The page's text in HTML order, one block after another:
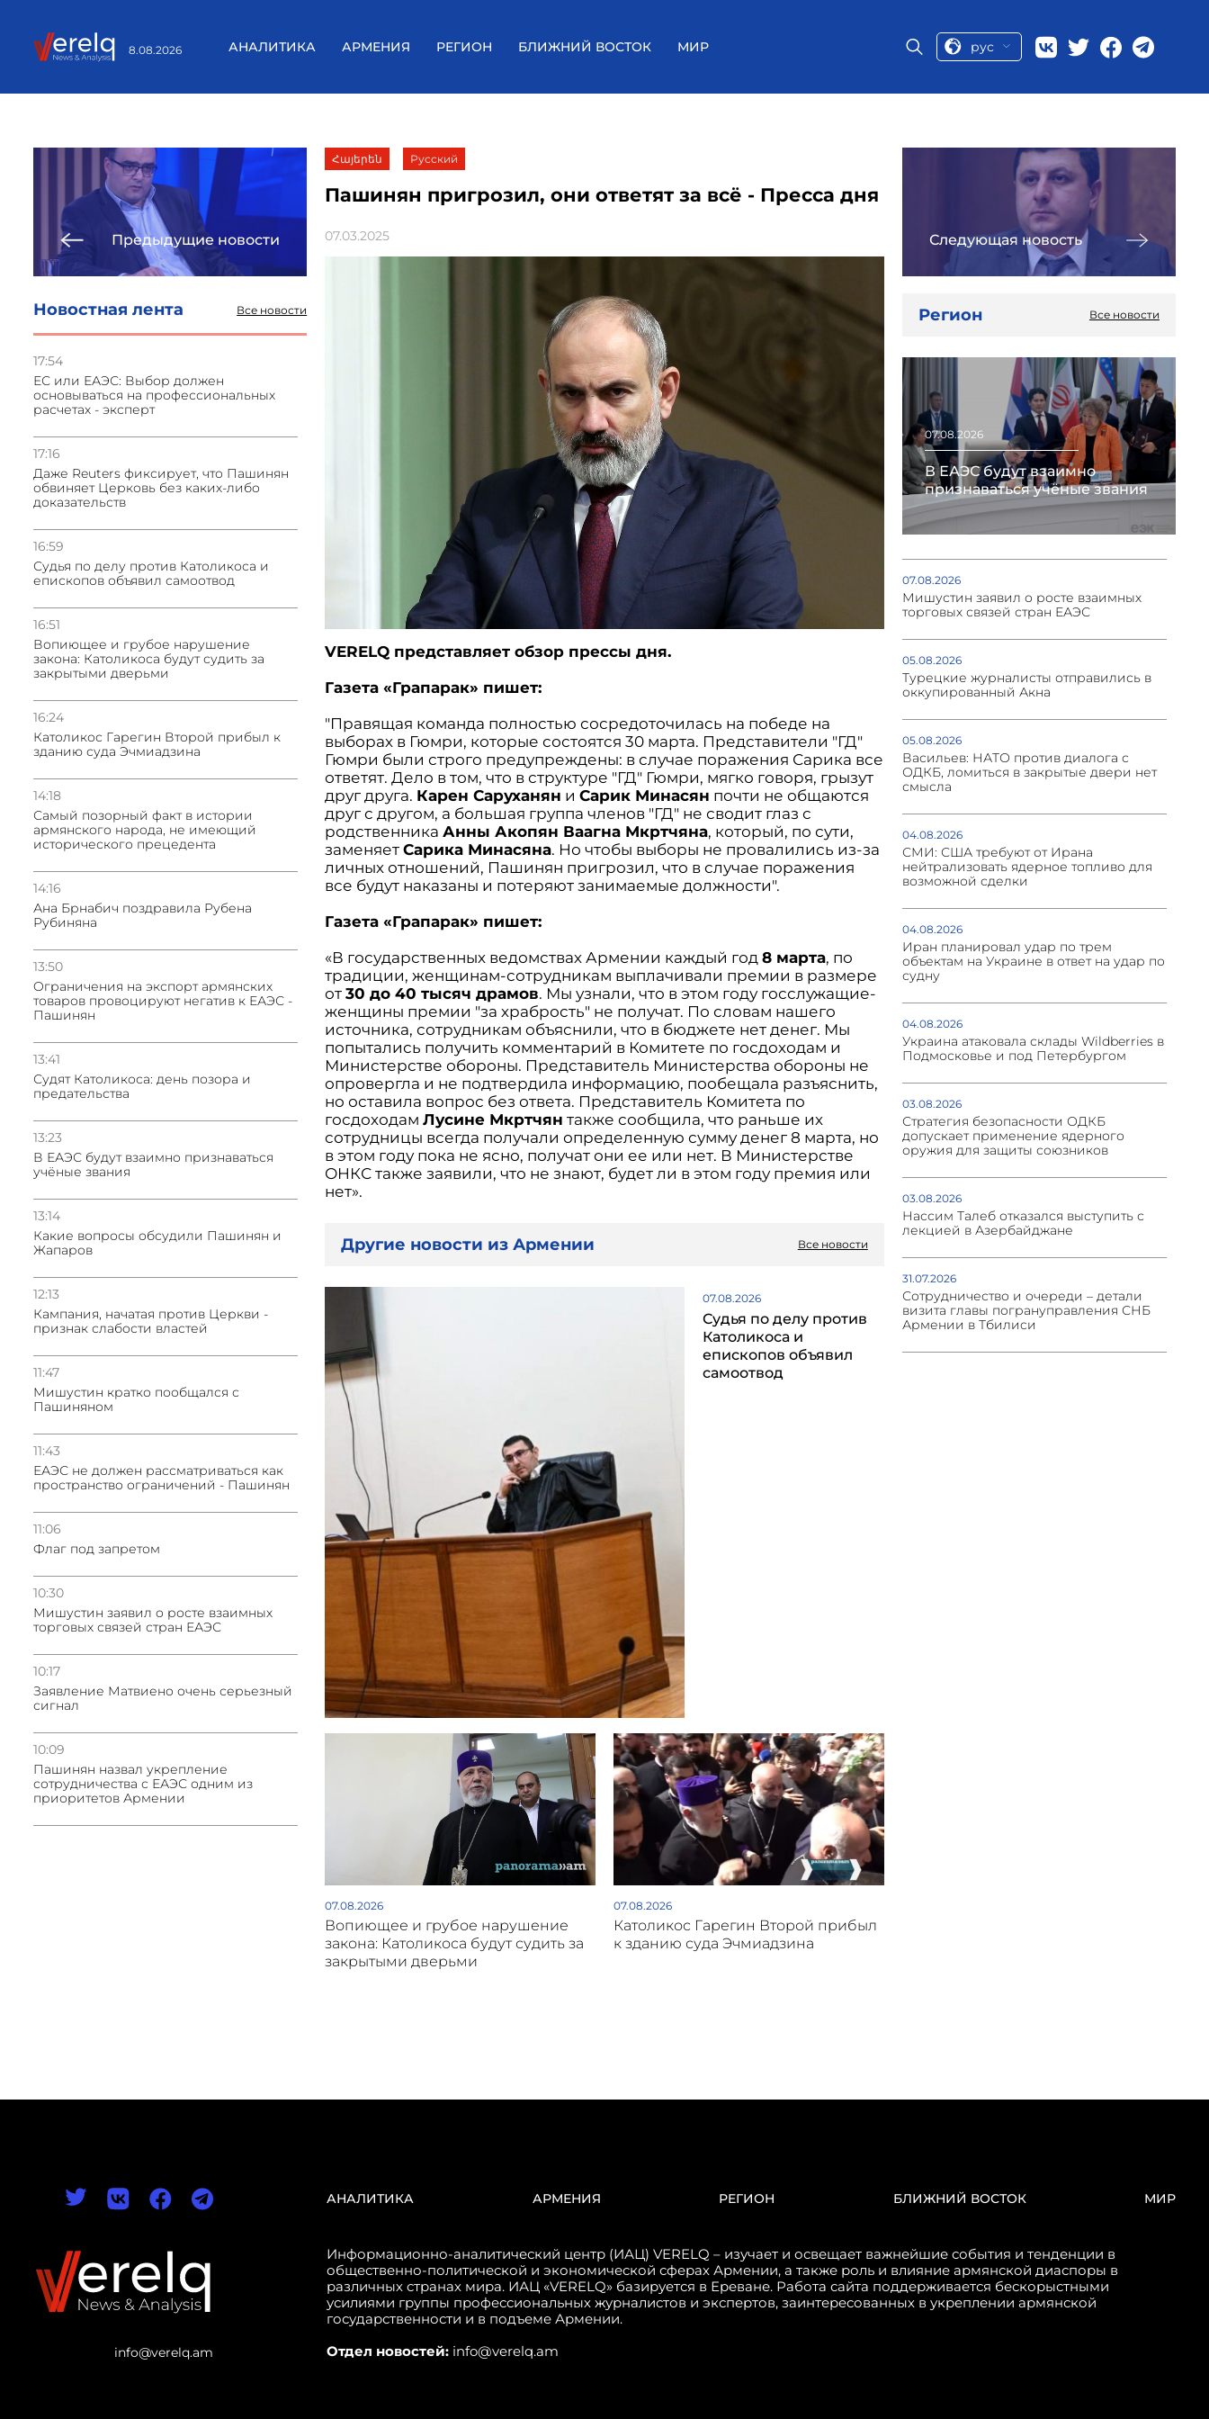
8.08.2026 АНАЛИТИКА АРМЕНИЯ РЕГИОН БЛИЖНИЙ ВОСТОК МИР рус
Предыдущие новости
Новостная лента Все новости
17:54
ЕС или ЕАЭС: Выбор должен
основываться на профессиональных
расчетах - эксперт
17:16
Даже Reuters фиксирует, что Пашинян
обвиняет Церковь без каких-либо
доказательств
16:59
Судья по делу против Католикоса и
епископов объявил самоотвод
16:51
Вопиющее и грубое нарушение
закона: Католикоса будут судить за
закрытыми дверьми
16:24
Католикос Гарегин Второй прибыл к
зданию суда Эчмиадзина
14:18
Самый позорный факт в истории
армянского народа, не имеющий
исторического прецедента
14:16
Ана Брнабич поздравила Рубена
Рубиняна
13:50
Oграничения на экспорт армянских
товаров провоцируют негатив к ЕАЭС -
Пашинян
13:41
Судят Католикоса: день позора и
предательства
13:23
В ЕАЭС будут взаимно признаваться
учёные звания
13:14
Какие вопросы обсудили Пашинян и
Жапаров
12:13
Кампания, начатая против Церкви -
признак слабости властей
11:47
Мишустин кратко пообщался с
Пашиняном
11:43
ЕАЭС не должен рассматриваться как
пространство ограничений - Пашинян
11:06
Флаг под запретом
10:30
Мишустин заявил о росте взаимных
торговых связей стран ЕАЭС
10:17
Заявление Матвиено очень серьезный
сигнал
10:09
Пашинян назвал укрепление
сотрудничества с ЕАЭС одним из
приоритетов Армении
Հայերեն Русский
Пашинян пригрозил, они ответят за всё - Пресса дня
07.03.2025
VERELQ представляет обзор прессы дня.
Газета «Грапарак» пишет:
"Правящая команда полностью сосредоточилась на победе на
выборах в Гюмри, которые состоятся 30 марта. Представители "ГД"
Гюмри были строго предупреждены: в случае поражения Сарика все
ответят. Дело в том, что в структуре "ГД" Гюмри, мягко говоря, грызут
друг друга. Карен Саруханян иСарик Минасян почти не общаются
друг с другом, а большая группа членов "ГД" не сводит глаз с
родственникаАнны Акопян Ваагна Мкртчяна, который, по сути,
заменяетСарика Минасяна. Но чтобы выборы не провалились из-за
личных отношений, Пашинян пригрозил, что в случае поражения
все будут наказаны и потеряют занимаемые должности".
Газета «Грапарак» пишет:
«В государственных ведомствах Армении каждый год8 марта, по
традиции, женщинам-сотрудникам выплачивали премии в размере
от30 до 40 тысяч драмов. Мы узнали, что в этом году госслужащие-
женщины премии "за храбрость" не получат. По словам нашего
источника, сотрудникам объяснили, что в бюджете нет денег. Мы
попытались получить комментарий в Комитете по госдоходам и
Министерстве обороны. Представитель Министерства обороны не
опровергла и не подтвердила информацию, пообещала разъяснить,
но оставила вопрос без ответа. Представитель Комитета по
госдоходамЛусине Мкртчян также сообщила, что раньше их
сотрудницы всегда получали определенную сумму денег 8 марта, но
в этом году пока не ясно, получат они ее или нет. В Министерстве
ОНКС также заявили, что не знают, будет ли в этом году премия или
нет».
Другие новости из Армении Все новости
07.08.2026
Судья по делу против
Католикоса и
епископов объявил
самоотвод
07.08.2026
Вопиющее и грубое нарушение
закона: Католикоса будут судить за
закрытыми дверьми
07.08.2026
Католикос Гарегин Второй прибыл
к зданию суда Эчмиадзина
Следующая новость
Регион Все новости
07.08.2026
В ЕАЭС будут взаимно
признаваться учёные звания
07.08.2026
Мишустин заявил о росте взаимных
торговых связей стран ЕАЭС
05.08.2026
Турецкие журналисты отправились в
оккупированный Акна
05.08.2026
Васильев: НАТО против диалога с
ОДКБ, ломиться в закрытые двери нет
смысла
04.08.2026
СМИ: США требуют от Ирана
нейтрализовать ядерное топливо для
возможной сделки
04.08.2026
Иран планировал удар по трем
объектам на Украине в ответ на удар по
судну
04.08.2026
Украина атаковала склады Wildberries в
Подмосковье и под Петербургом
03.08.2026
Стратегия безопасности ОДКБ
допускает применение ядерного
оружия для защиты союзников
03.08.2026
Нассим Талеб отказался выступить с
лекцией в Азербайджане
31.07.2026
Сотрудничество и очереди – детали
визита главы погрануправления СНБ
Армении в Тбилиси
info@verelq.am
АНАЛИТИКА АРМЕНИЯ РЕГИОН БЛИЖНИЙ ВОСТОК МИР
Информационно-аналитический центр (ИАЦ) VERELQ – изучает и освещает важнейшие события и тенденции в
общественно-политической и экономической сферах Армении, а также роль и влияние армянской диаспоры в
различных странах мира. ИАЦ «VERELQ» базируется в Ереване. Работа сайта поддерживается бескорыстными
усилиями группы профессиональных журналистов и экспертов, заинтересованных в укреплении армянской
государственности и в подъеме Армении.
Отдел новостей: info@verelq.am